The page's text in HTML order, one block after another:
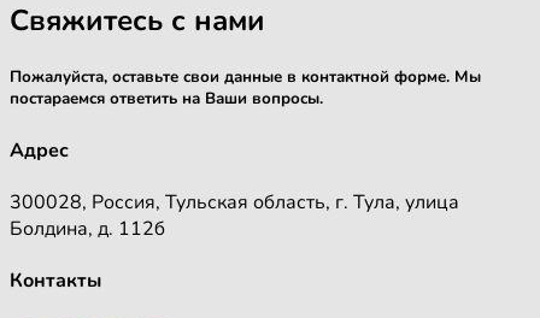
Свяжитесь с нами
Пожалуйста, оставьте свои данные в контактной форме. Мы
постараемся ответить на Ваши вопросы.
Адрес
300028, Россия, Тульская область, г. Тула, улица
Болдина, д. 112б
Контакты